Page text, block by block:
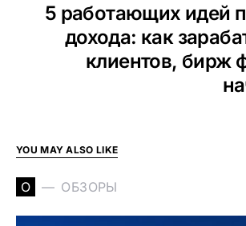
5 работающих идей
дохода: как
клиентов, бирж
YOU MAY ALSO LIKE
О ОБЗОРЫ